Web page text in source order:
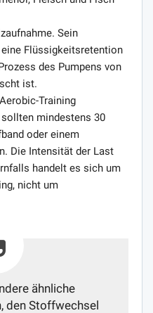
Sein
Flüssigkeitsretention
des Pumpens von
ist.
Training
mindestens 30
oder einem
Die Intensität der Last
handelt es sich um
nicht um
ähnliche
den Stoffwechsel